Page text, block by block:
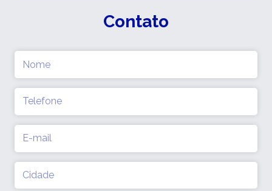
Contato
Telefone
(obrigatório)